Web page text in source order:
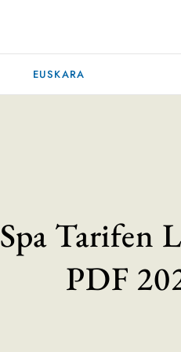
EUSKARA
Spa Tarifen
PDF